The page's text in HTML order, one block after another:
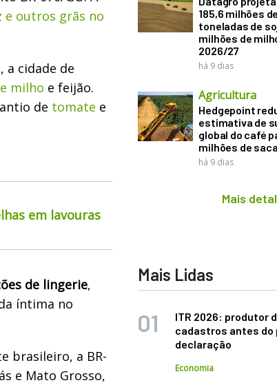
e outros grãs no
a cidade de
milho e feijão.
de tomate e
em lavouras
de lingerie,
íntima no
brasileiro, a BR-
e Mato Grosso,
185,6 milhões
toneladas de
milhões de
2026/27
há 9 dias
Agricultura
Hedgepoint
estimativa de
global do café
milhões de
há 9 dias
Mais
Mais Lidas
ITR 2026: produtor
cadastros antes do
declaração
Economia